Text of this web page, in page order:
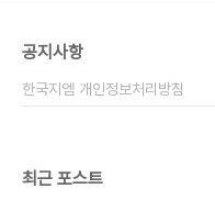
공지사항
한국지엠 개인정보처리방침
최근 포스트